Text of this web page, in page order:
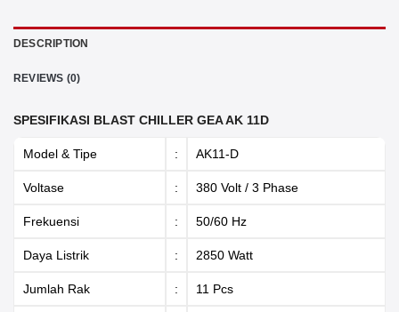
DESCRIPTION
REVIEWS (0)
SPESIFIKASI BLAST CHILLER GEA AK 11D
Model & Tipe : AK11-D
Voltase : 380 Volt / 3 Phase
Frekuensi : 50/60 Hz
Daya Listrik : 2850 Watt
Jumlah Rak : 11 Pcs